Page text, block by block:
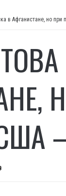
в Афганистане, но